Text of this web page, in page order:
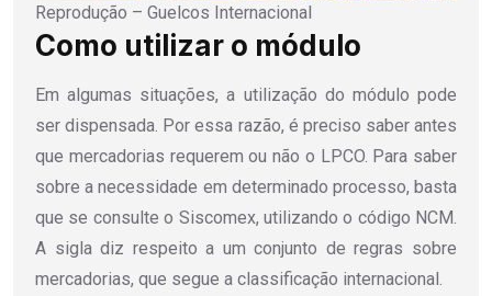
Reprodução – Guelcos Internacional
Como utilizar o módulo
Em algumas situações, a utilização do módulo pode
ser dispensada. Por essa razão, é preciso saber antes
que mercadorias requerem ou não o LPCO. Para saber
sobre a necessidade em determinado processo, basta
que se consulte o Siscomex, utilizando o código NCM.
A sigla diz respeito a um conjunto de regras sobre
mercadorias, que segue a classificação internacional.